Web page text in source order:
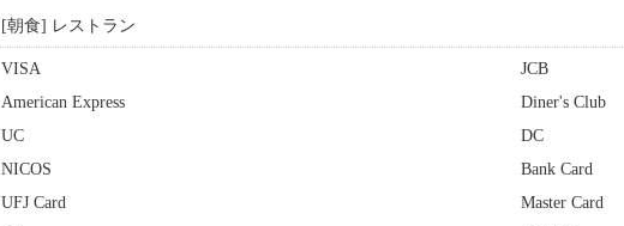
[朝食] レストラン
VISA
JCB
American Express
Diner's Club
UC
DC
NICOS
Bank Card
UFJ Card
Master Card